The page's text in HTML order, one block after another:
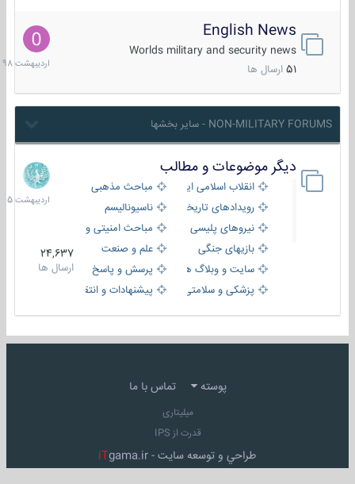
English News
Worlds military and security news
51 ارسال ها
10
1398
NON-MILITARY FORUMS - سایر بخشها
دیگر موضوعات و مطالب
انقلاب اسلامی ایران
مباحث مذهبی
رویدادهای تاریخی و مذهبیناسیونالیسم
نیروهای پلیسی
مباحث امنیتی و اطلاعاتی
بازیهای جنگی
علم و صنعت
سایت و وبلاگ ها
پرسش و پاسخ
پزشکی و سلامتی
پیشنهادات و انتقادات
24,637
ارسال ها
8
1405
پوسته تماس با ما
میلیتاری
قدرت از IPS
طراحي و توسعه سايت - iTgama.ir